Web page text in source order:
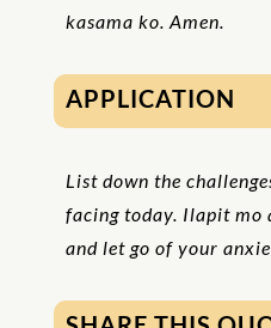
kasama ko. Amen.
APPLICATION
List down the
facing today. Ilapit mo
and let go of your